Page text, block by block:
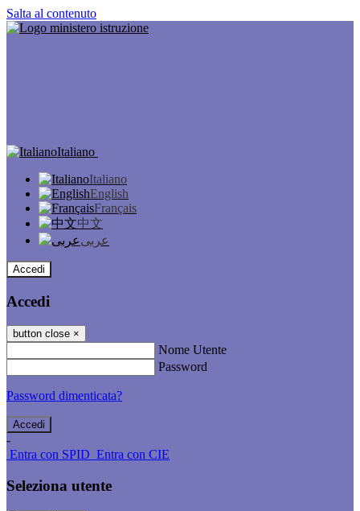
Salta al contenuto
Italiano
Italiano
English
Français
中文
عربى
Accedi
Accedi
button close ×
Nome Utente
Password
Password dimenticata?
-
Entra con SPID Entra con CIE
Seleziona utente